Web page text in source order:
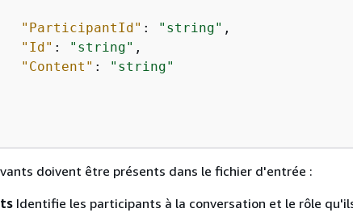
"ParticipantId" : "string" ,
"Id" : "string" ,
"Content" :
"string"
doivent être présents dans le fichier d'entrée :
Identifie les participants à la conversation et le rôle